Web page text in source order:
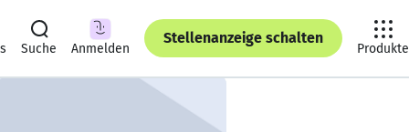
Suche Anmelden
Stellenanzeige schalten
Produkte